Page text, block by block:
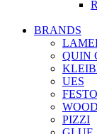
BRANDS
QUIN
UES
PIZZI